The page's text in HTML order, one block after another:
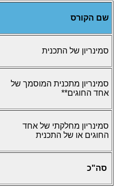
שם הקורס
סמינריון של התכנית
סמינריון מתכנית המוסמך של
אחד החוגים**
סמינריון מחלקתי של אחד
החוגים או של התכנית
סה"כ